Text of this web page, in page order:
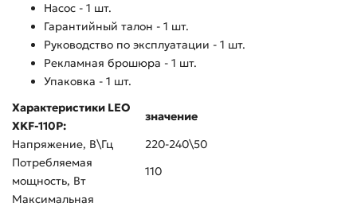
Насос - 1 шт.
Гарантийный талон - 1 шт.
Руководство по эксплуатации - 1 шт.
Рекламная брошюра - 1 шт.
Упаковка - 1 шт.
Характеристики LEO
XKF-110P:
значение
Напряжение, В\Гц
220-240\50
Потребляемая
мощность, Вт
110
Максимальная